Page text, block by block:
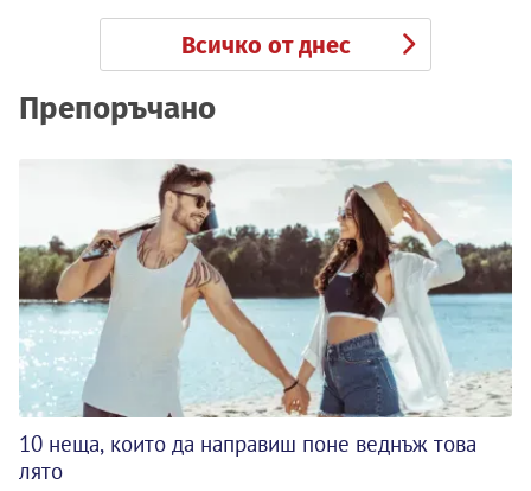
Всичко от днес
Препоръчано
10 неща, които да направиш поне веднъж това
лято